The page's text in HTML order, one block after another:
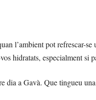
l’ambient pot refrescar-
hidratats, especialment si
dia a Gavà. Que tingueu